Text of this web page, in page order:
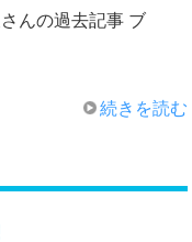
んの過去記事 ブ
続きを読む